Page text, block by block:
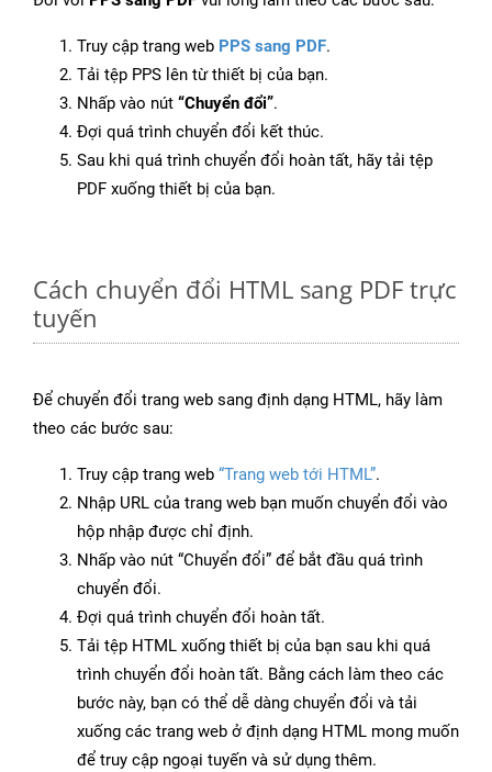
Truy cập trang web PPS sang PDF.
Tải tệp PPS lên từ thiết bị của bạn.
Nhấp vào nút “Chuyển đổi”.
Đợi quá trình chuyển đổi kết thúc.
Sau khi quá trình chuyển đổi hoàn tất, hãy tải tệp
PDF xuống thiết bị của bạn.
Cách chuyển đổi HTML sang PDF trực
tuyến
Để chuyển đổi trang web sang định dạng HTML, hãy làm
theo các bước sau:
Truy cập trang web “Trang web tới HTML”.
Nhập URL của trang web bạn muốn chuyển đổi vào
hộp nhập được chỉ định.
Nhấp vào nút “Chuyển đổi” để bắt đầu quá trình
chuyển đổi.
Đợi quá trình chuyển đổi hoàn tất.
Tải tệp HTML xuống thiết bị của bạn sau khi quá
trình chuyển đổi hoàn tất. Bằng cách làm theo các
bước này, bạn có thể dễ dàng chuyển đổi và tải
xuống các trang web ở định dạng HTML mong muốn
để truy cập ngoại tuyến và sử dụng thêm.